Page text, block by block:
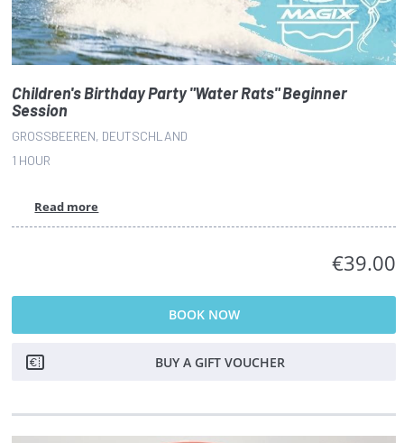
Children's Birthday Party "Water Rats" Beginner
Session
GROSSBEEREN, DEUTSCHLAND
1 HOUR
Read more
€39.00
BOOK NOW
BUY A GIFT VOUCHER